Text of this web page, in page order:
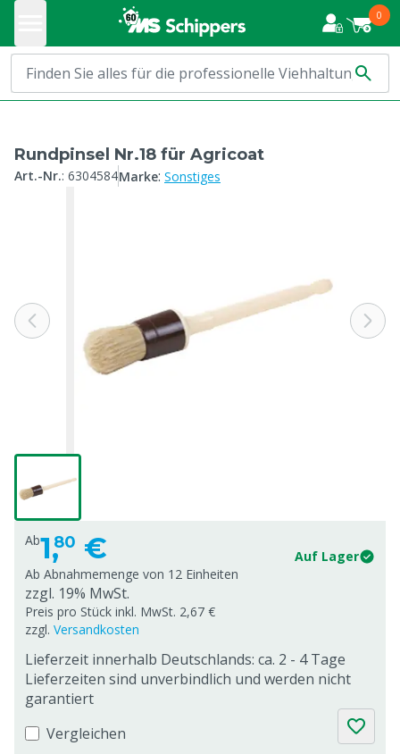
0
Rundpinsel Nr.18 für Agricoat
Art.-Nr.: 6304584Marke: Sonstiges
Ab1,80 €
Auf Lager
Ab Abnahmemenge von 12 Einheiten
zzgl. 19% MwSt.
Preis pro Stück inkl. MwSt. 2,67 €
zzgl. Versandkosten
Lieferzeit innerhalb Deutschlands: ca. 2 - 4 Tage
Lieferzeiten sind unverbindlich und werden nicht
garantiert
Vergleichen